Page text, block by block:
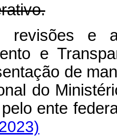
e
e
de
do
pelo ente